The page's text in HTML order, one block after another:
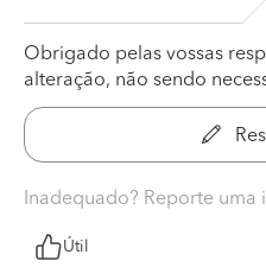
Obrigado pelas vossas
alteração, não sendo
Inadequado? Reporte uma
Útil